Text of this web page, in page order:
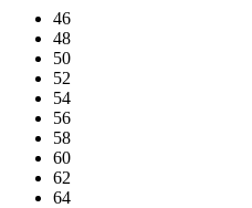
46
48
50
52
54
56
58
60
62
64